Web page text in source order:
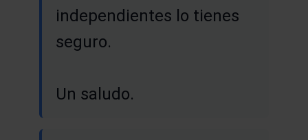
independientes lo tienes
seguro.
Un saludo.